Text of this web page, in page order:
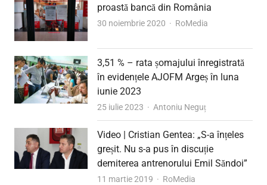
proastă bancă din România
30 noiembrie 2020 Author
RoMedia
3,51 % – rata șomajului înregistrată
în evidențele AJOFM Argeș în luna
iunie 2023
25 iulie 2023 Author
Antoniu Neguț
Video | Cristian Gentea: „S-a înțeles
greșit. Nu s-a pus în discuție
demiterea antrenorului Emil Săndoi”
11 martie 2019 Author
RoMedia